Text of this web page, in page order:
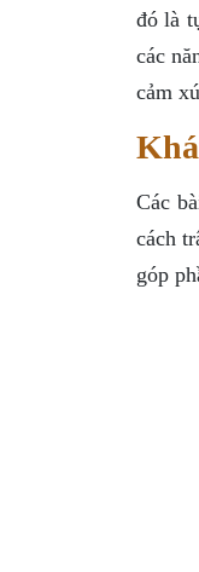
đó là
các
cảm
Các
cách
góp